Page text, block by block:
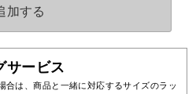
サービス
合は、商品と一緒に対応するサイズのラッ
加する